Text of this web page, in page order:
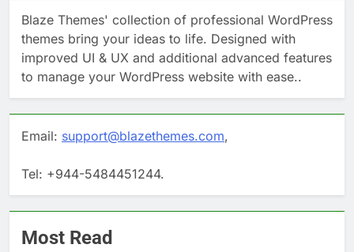
Blaze Themes' collection of professional WordPress
themes bring your ideas to life. Designed with
improved UI & UX and additional advanced features
to manage your WordPress website with ease..
Email: support@blazethemes.com,
Tel: +944-5484451244.
Most Read